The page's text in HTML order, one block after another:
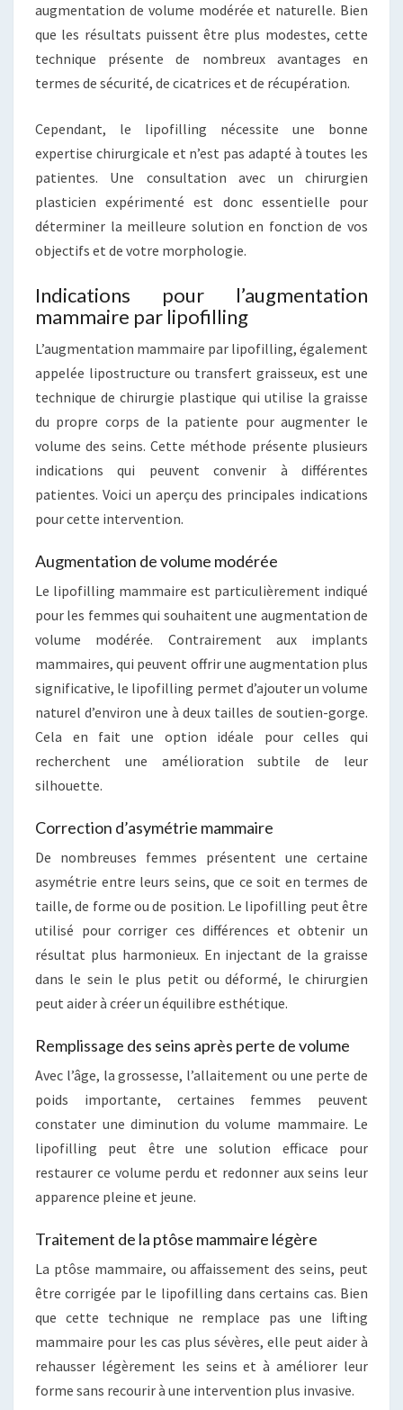
augmentation de volume modérée et naturelle. Bien
que les résultats puissent être plus modestes, cette
technique présente de nombreux avantages en
termes de sécurité, de cicatrices et de récupération.
Cependant, le lipofilling nécessite une bonne
expertise chirurgicale et n’est pas adapté à toutes les
patientes. Une consultation avec un chirurgien
plasticien expérimenté est donc essentielle pour
déterminer la meilleure solution en fonction de vos
objectifs et de votre morphologie.
Indications pour l’augmentation
mammaire par lipofilling
L’augmentation mammaire par lipofilling, également
appelée lipostructure ou transfert graisseux, est une
technique de chirurgie plastique qui utilise la graisse
du propre corps de la patiente pour augmenter le
volume des seins. Cette méthode présente plusieurs
indications qui peuvent convenir à différentes
patientes. Voici un aperçu des principales indications
pour cette intervention.
Augmentation de volume modérée
Le lipofilling mammaire est particulièrement indiqué
pour les femmes qui souhaitent une augmentation de
volume modérée. Contrairement aux implants
mammaires, qui peuvent offrir une augmentation plus
significative, le lipofilling permet d’ajouter un volume
naturel d’environ une à deux tailles de soutien-gorge.
Cela en fait une option idéale pour celles qui
recherchent une amélioration subtile de leur
silhouette.
Correction d’asymétrie mammaire
De nombreuses femmes présentent une certaine
asymétrie entre leurs seins, que ce soit en termes de
taille, de forme ou de position. Le lipofilling peut être
utilisé pour corriger ces différences et obtenir un
résultat plus harmonieux. En injectant de la graisse
dans le sein le plus petit ou déformé, le chirurgien
peut aider à créer un équilibre esthétique.
Remplissage des seins après perte de volume
Avec l’âge, la grossesse, l’allaitement ou une perte de
poids importante, certaines femmes peuvent
constater une diminution du volume mammaire. Le
lipofilling peut être une solution efficace pour
restaurer ce volume perdu et redonner aux seins leur
apparence pleine et jeune.
Traitement de la ptôse mammaire légère
La ptôse mammaire, ou affaissement des seins, peut
être corrigée par le lipofilling dans certains cas. Bien
que cette technique ne remplace pas une lifting
mammaire pour les cas plus sévères, elle peut aider à
rehausser légèrement les seins et à améliorer leur
forme sans recourir à une intervention plus invasive.